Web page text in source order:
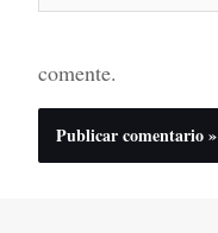
comente.